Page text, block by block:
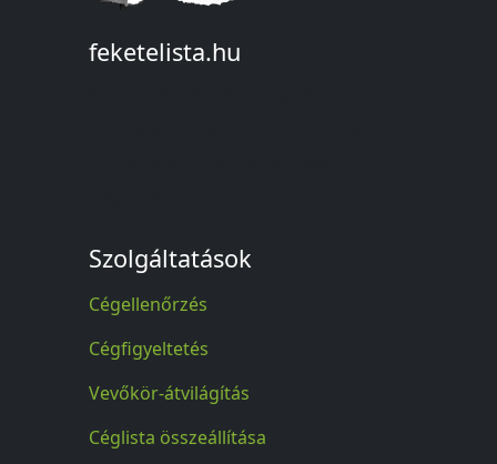
feketelista.hu
Szolgáltatások
Cégellenőrzés
Cégfigyeltetés
Vevőkör-átvilágítás
Céglista összeállítása